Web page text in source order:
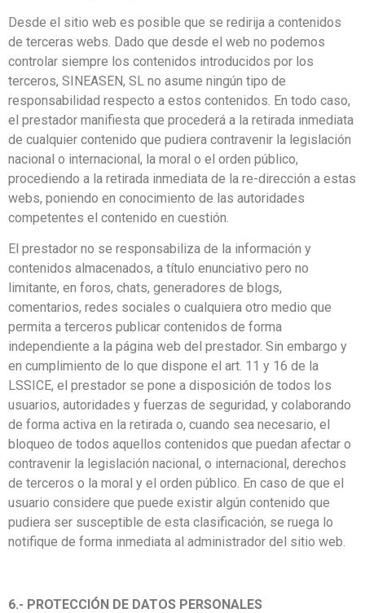
Desde el sitio web es posible que se redirija a contenidos
de terceras webs. Dado que desde el web no podemos
controlar siempre los contenidos introducidos por los
terceros, SINEASEN, SL no asume ningún tipo de
responsabilidad respecto a estos contenidos. En todo caso,
el prestador manifiesta que procederá a la retirada inmediata
de cualquier contenido que pudiera contravenir la legislación
nacional o internacional, la moral o el orden público,
procediendo a la retirada inmediata de la re-dirección a estas
webs, poniendo en conocimiento de las autoridades
competentes el contenido en cuestión.
El prestador no se responsabiliza de la información y
contenidos almacenados, a título enunciativo pero no
limitante, en foros, chats, generadores de blogs,
comentarios, redes sociales o cualquiera otro medio que
permita a terceros publicar contenidos de forma
independiente a la página web del prestador. Sin embargo y
en cumplimiento de lo que dispone el art. 11 y 16 de la
LSSICE, el prestador se pone a disposición de todos los
usuarios, autoridades y fuerzas de seguridad, y colaborando
de forma activa en la retirada o, cuando sea necesario, el
bloqueo de todos aquellos contenidos que puedan afectar o
contravenir la legislación nacional, o internacional, derechos
de terceros o la moral y el orden público. En caso de que el
usuario considere que puede existir algún contenido que
pudiera ser susceptible de esta clasificación, se ruega lo
notifique de forma inmediata al administrador del sitio web.
6.- PROTECCIÓN DE DATOS PERSONALES